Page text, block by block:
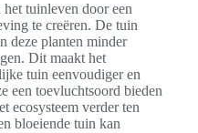
tuinleven door een
te creëren. De tuin
deze planten minder
Dit maakt het
tuin eenvoudiger en
een toevluchtsoord bieden
ecosysteem verder ten
bloeiende tuin kan